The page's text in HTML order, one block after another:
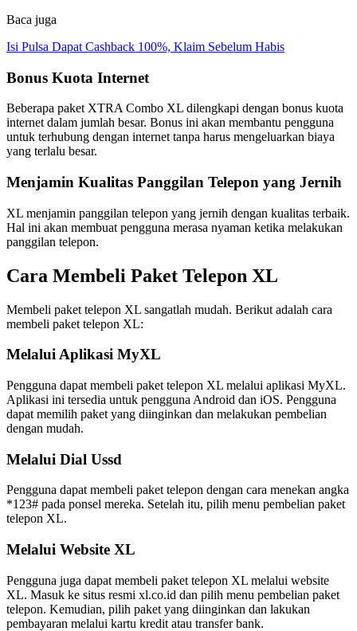
Baca juga
Isi Pulsa Dapat Cashback 100%, Klaim Sebelum Habis
Bonus Kuota Internet
Beberapa paket XTRA Combo XL dilengkapi dengan bonus kuota
internet dalam jumlah besar. Bonus ini akan membantu pengguna
untuk terhubung dengan internet tanpa harus mengeluarkan biaya
yang terlalu besar.
Menjamin Kualitas Panggilan Telepon yang Jernih
XL menjamin panggilan telepon yang jernih dengan kualitas terbaik.
Hal ini akan membuat pengguna merasa nyaman ketika melakukan
panggilan telepon.
Cara Membeli Paket Telepon XL
Membeli paket telepon XL sangatlah mudah. Berikut adalah cara
membeli paket telepon XL:
Melalui Aplikasi MyXL
Pengguna dapat membeli paket telepon XL melalui aplikasi MyXL.
Aplikasi ini tersedia untuk pengguna Android dan iOS. Pengguna
dapat memilih paket yang diinginkan dan melakukan pembelian
dengan mudah.
Melalui Dial Ussd
Pengguna dapat membeli paket telepon dengan cara menekan angka
*123# pada ponsel mereka. Setelah itu, pilih menu pembelian paket
telepon XL.
Melalui Website XL
Pengguna juga dapat membeli paket telepon XL melalui website
XL. Masuk ke situs resmi xl.co.id dan pilih menu pembelian paket
telepon. Kemudian, pilih paket yang diinginkan dan lakukan
pembayaran melalui kartu kredit atau transfer bank.